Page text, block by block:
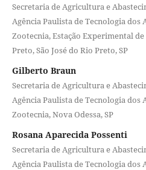
Secretaria de Agricultura e
Agência Paulista de Tecnologia
Zootecnia, Estação Experimental de
Preto, São José do Rio Preto, SP
Gilberto Braun
Secretaria de Agricultura e
Agência Paulista de Tecnologia
Zootecnia, Nova Odessa, SP
Rosana Aparecida Possenti
Secretaria de Agricultura e
Agência Paulista de Tecnologia